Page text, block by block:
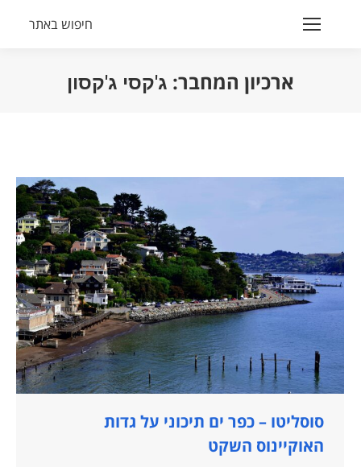
Search:
חיפוש באתר
ארכיון המחבר: ג'קסי ג'קסון
סוסליטו – כפר ים תיכוני על גדות
האוקיינוס השקט